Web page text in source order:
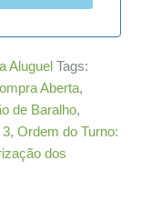
Aluguel Tags:
Aberta,
de Baralho,
3,Ordem do Turno:
dos